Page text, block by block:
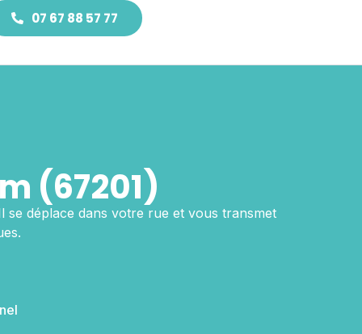
07 67 88 57 77
(67201)
se déplace dans votre rue et vous transmet